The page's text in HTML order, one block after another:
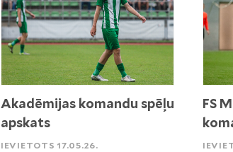
Akadēmijas komandu spēļu
apskats
IEVIETOTS 17.05.26.
FS